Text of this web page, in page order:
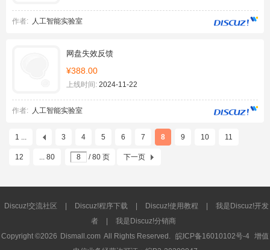
作者: 人工智能实验室
网盘失效反馈
¥388.00
上线时间: 2024-11-22
作者: 人工智能实验室
1 ... 3 4 5 6 7 8 9 10 11
12 ... 80 / 80 页 下一页
Discuz!交流社区 Discuz!程序下载 Discuz!使用教程
我是Discuz!开发
者
我是Discuz!分销商
Copyright ©2026 Dismall.com All Rights Reserved. 皖ICP备16010102号-4 增值